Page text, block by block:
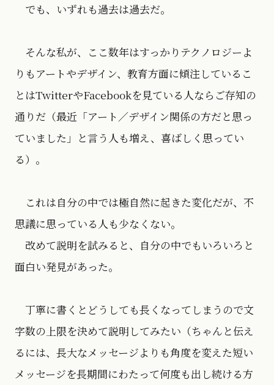
でも、いずれも過去は過去だ。
そんな私が、ここ数年はすっかりテクノロジーよ
りもアートやデザイン、教育方面に傾注しているこ
とはTwitterやFacebookを見ている人ならご存知の
通りだ（最近「アート／デザイン関係の方だと思っ
ていました」と言う人も増え、喜ばしく思ってい
る）。
これは自分の中では極自然に起きた変化だが、不
思議に思っている人も少なくない。
改めて説明を試みると、自分の中でもいろいろと
面白い発見があった。
丁寧に書くとどうしても長くなってしまうので文
字数の上限を決めて説明してみたい（ちゃんと伝え
るには、長大なメッセージよりも角度を変えた短い
メッセージを長期間にわたって何度も出し続ける方